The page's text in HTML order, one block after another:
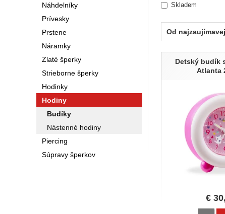
Skladem
Od
Produkty
Detský budík
Atlanta
€
Náhdelníky
Prívesky
Prstene
Náramky
Zlaté šperky
Strieborne šperky
Hodinky
Hodiny
Budíky
Nástenné hodiny
Piercing
Súpravy šperkov